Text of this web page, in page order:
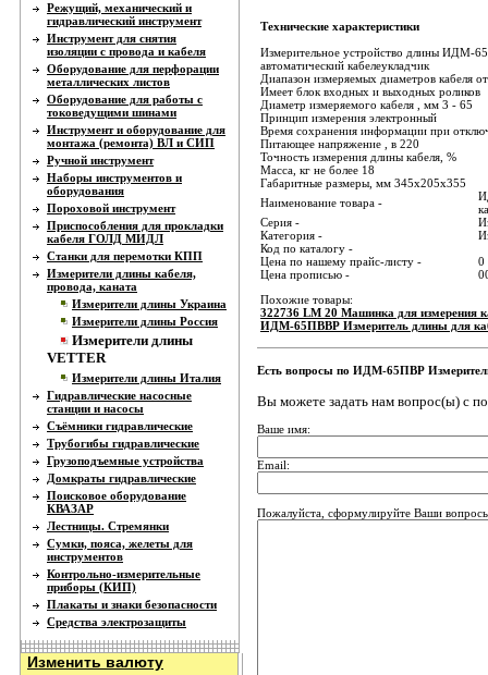
Режущий, механический и
гидравлический инструмент
Инструмент для снятия
изоляции с провода и кабеля
Оборудование для перфорации
металлических листов
Оборудование для работы с
токоведущими шинами
Инструмент и оборудование для
монтажа (ремонта) ВЛ и СИП
Ручной инструмент
Наборы инструментов и
оборудования
Пороховой инструмент
Приспособления для прокладки
кабеля ГОЛД МИДЛ
Станки для перемотки КПП
Измерители длины кабеля,
провода, каната
Измерители длины Украина
Измерители длины Россия
Измерители длины
VETTER
Измерители длины Италия
Гидравлические насосные
станции и насосы
Съёмники гидравлические
Трубогибы гидравлические
Грузоподъемные устройства
Домкраты гидравлические
Поисковое оборудование
КВАЗАР
Лестницы. Стремянки
Сумки, пояса, желеты для
инструментов
Контрольно-измерительные
приборы (КИП)
Плакаты и знаки безопасности
Средства электрозащиты
Изменить валюту
Технические характеристики
Измерительное устройство длины ИДМ-
автоматический кабелеукладчик
Диапазон измеряемых диаметров кабеля
Имеет блок входных и выходных роликов
Диаметр измеряемого кабеля , мм 3 - 65
Принцип измерения электронный
Время сохранения информации при
Питающее напряжение , в 220
Точность измерения длины кабеля, %
Масса, кг не более 18
Габаритные размеры, мм 345х205х355
Наименование товара -
Серия -
Категория -
Код по каталогу -
Цена по нашему прайс-листу -
0
Цена прописью -
Похожие товары:
322736 LM 20 Машинка для измерения
ИДМ-65ПВВР Измеритель длины для
Есть вопросы по ИДМ-65ПВР
Вы можете задать нам вопрос(ы) с
Ваше имя:
Email:
Пожалуйста, сформулируйте Ваши